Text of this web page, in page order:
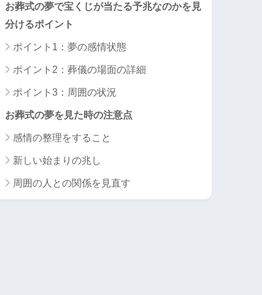
お葬式の夢で宝くじが当たる予兆なのかを見
分けるポイント
ポイント1：夢の感情状態
ポイント2：葬儀の場面の詳細
ポイント3：周囲の状況
お葬式の夢を見た時の注意点
感情の整理をすること
新しい始まりの兆し
周囲の人との関係を見直す